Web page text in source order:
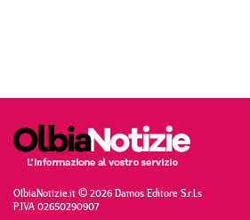
OlbiaNotizie.it © 2026 Damos Editore S.r.l.s
P.IVA 02650290907